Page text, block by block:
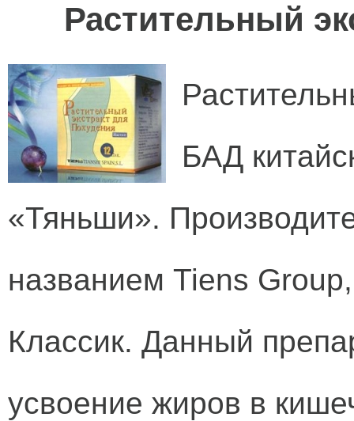
Растительный
БАД
«Тяньши».
названием Tiens
Классик. Данный
усвоение жиров в